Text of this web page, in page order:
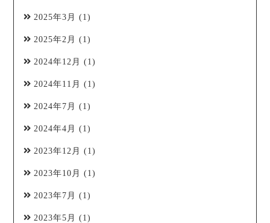
2025年3月 (1)
2025年2月 (1)
2024年12月 (1)
2024年11月 (1)
2024年7月 (1)
2024年4月 (1)
2023年12月 (1)
2023年10月 (1)
2023年7月 (1)
2023年5月 (1)